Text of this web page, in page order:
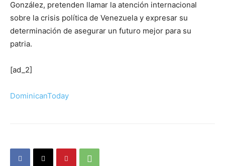
González, pretenden llamar la atención internacional
sobre la crisis política de Venezuela y expresar su
determinación de asegurar un futuro mejor para su
patria.
[ad_2]
DominicanToday